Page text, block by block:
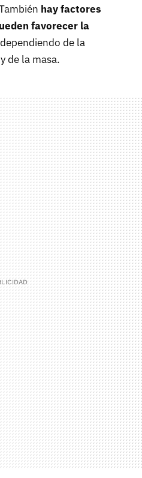
hay factores
favorecer la
de la
de la masa.